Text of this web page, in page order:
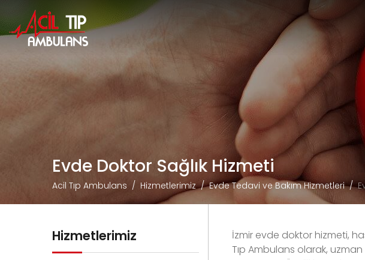
Evde Doktor Sağlık Hizmeti
Acil Tıp Ambulans Hizmetlerimiz Evde Tedavi ve Bakım Hizmetleri
Hizmetlerimiz İzmir evde doktor hizmeti,
Tıp Ambulans olarak,